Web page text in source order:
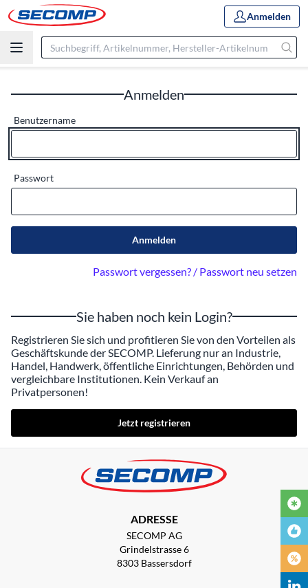
Anmelden
Anmelden
Benutzername
Passwort
Anmelden
Passwort vergessen? / Passwort neu setzen
Sie haben noch kein Login?
Registrieren Sie sich und profitieren Sie von den Vorteilen als
Geschäftskunde der SECOMP. Lieferung nur an Industrie,
Handel, Handwerk, öffentliche Einrichtungen, Behörden und
vergleichbare Institutionen. Kein Verkauf an
Privatpersonen!
Jetzt registrieren
ADRESSE
SECOMP AG
Grindelstrasse 6
8303 Bassersdorf